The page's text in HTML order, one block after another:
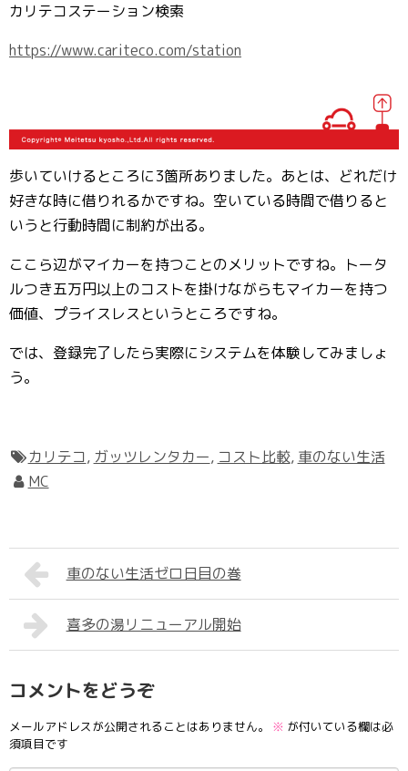
カリテコステーション検索
https://www.cariteco.com/station
歩いていけるところに3箇所ありました。あとは、どれだけ
好きな時に借りれるかですね。空いている時間で借りると
いうと行動時間に制約が出る。
ここら辺がマイカーを持つことのメリットですね。トータ
ルつき五万円以上のコストを掛けながらもマイカーを持つ
価値、プライスレスというところですね。
では、登録完了したら実際にシステムを体験してみましょ
う。
カリテコ, ガッツレンタカー, コスト比較, 車のない生活
MC
車のない生活ゼロ日目の巻
喜多の湯リニューアル開始
コメントをどうぞ
メールアドレスが公開されることはありません。 ※ が付いている欄は必
須項目です